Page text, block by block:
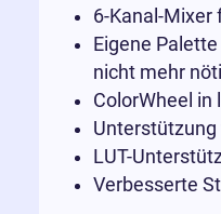
6-Kanal-Mixer
Eigene
nicht mehr
ColorWheel
Unterstützung
LUT-
Verbesserte